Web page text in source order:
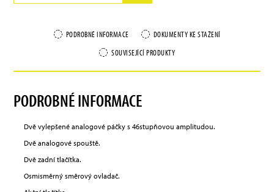
PODROBNÉ INFORMACE
DOKUMENTY KE STAŽENÍ
SOUVISEJÍCÍ PRODUKTY
PODROBNÉ INFORMACE
Dvě vylepšené analogové páčky s 46stupňovou amplitudou.
Dvě analogové spouště.
Dvě zadní tlačítka.
Osmisměrný směrový ovladač.